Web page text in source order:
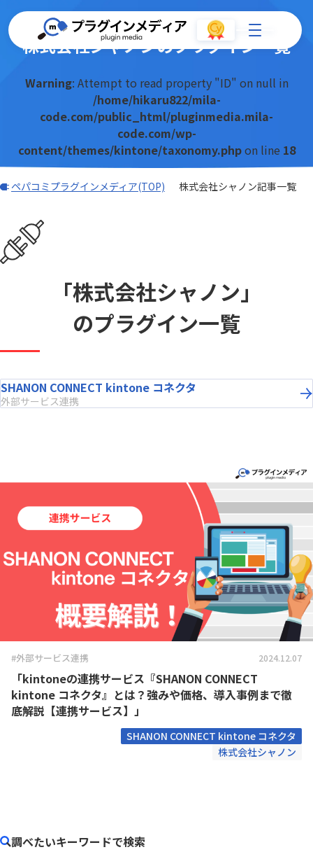
株式会社シャノンのプラグイン一覧
Warning: Attempt to read property "ID" on null in
/home/hikaru822/mila-
code.com/public_html/pluginmedia.mila-
code.com/wp-
content/themes/kintone/taxonomy.phpon line 18
ペパコミプラグインメディア(TOP) 株式会社シャノン記事一覧
「株式会社シャノン」
のプラグイン一覧
SHANON CONNECT kintone コネクタ
外部サービス連携
#外部サービス連携 2024.12.07
「kintoneの連携サービス『SHANON CONNECT
kintone コネクタ』とは？強みや価格、導入事例まで徹
底解説【連携サービス】」
SHANON CONNECT kintone コネクタ
株式会社シャノン
調べたいキーワードで検索